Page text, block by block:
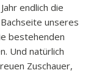
endlich die
unseres
bestehenden
Und natürlich
Zuschauer,